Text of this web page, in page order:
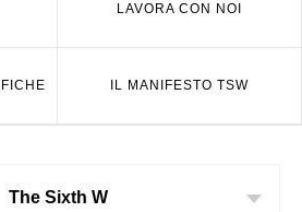
LAVORA CON NOI
IL MANIFESTO TSW
The Sixth W